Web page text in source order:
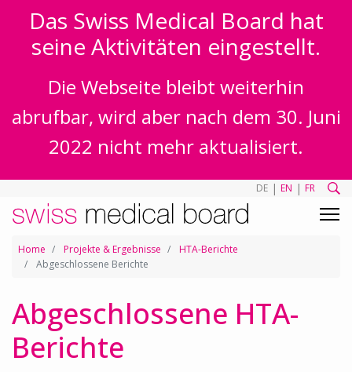
Das Swiss Medical Board hat
seine Aktivitäten eingestellt.
Die Webseite bleibt weiterhin
abrufbar, wird aber nach dem 30. Juni
2022 nicht mehr aktualisiert.
DE | EN | FR
Home Projekte & Ergebnisse
HTA-Berichte
Abgeschlossene Berichte
Abgeschlossene HTA-
Berichte